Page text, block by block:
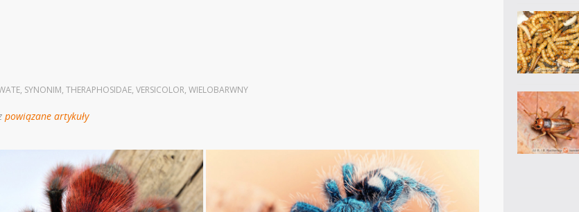
, SYNONIM, THERAPHOSIDAE, VERSICOLOR, WIELOBARWNY
powiązane artykuły